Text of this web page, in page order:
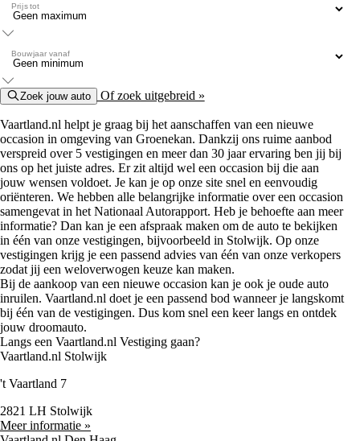
Prijs tot
Bouwjaar vanaf
Zoek jouw auto Of zoek uitgebreid »
Vaartland.nl helpt je graag bij het aanschaffen van een nieuwe
occasion in omgeving van Groenekan. Dankzij ons ruime aanbod
verspreid over 5 vestigingen en meer dan 30 jaar ervaring ben jij bij
ons op het juiste adres. Er zit altijd wel een occasion bij die aan
jouw wensen voldoet. Je kan je op onze site snel en eenvoudig
oriënteren. We hebben alle belangrijke informatie over een occasion
samengevat in het Nationaal Autorapport. Heb je behoefte aan meer
informatie? Dan kan je een afspraak maken om de auto te bekijken
in één van onze vestigingen, bijvoorbeeld in Stolwijk. Op onze
vestigingen krijg je een passend advies van één van onze verkopers
zodat jij een weloverwogen keuze kan maken.
Bij de aankoop van een nieuwe occasion kan je ook je oude auto
inruilen. Vaartland.nl doet je een passend bod wanneer je langskomt
bij één van de vestigingen. Dus kom snel een keer langs en ontdek
jouw droomauto.
Langs een Vaartland.nl Vestiging gaan?
Vaartland.nl Stolwijk
't Vaartland 7
2821 LH Stolwijk
Meer informatie »